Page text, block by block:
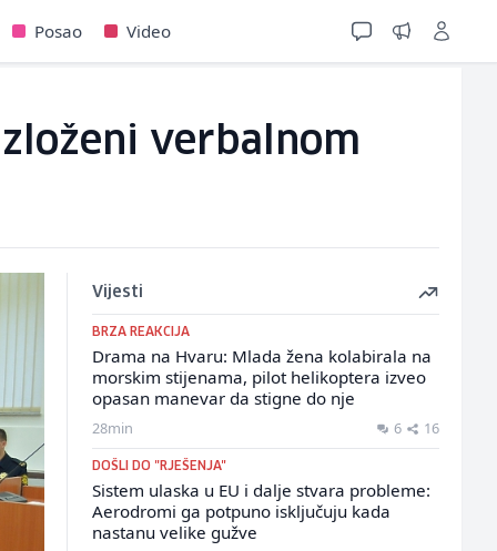
Posao Video
verbalnom
Vijesti
BRZA REAKCIJA
Drama na Hvaru: Mlada žena kolabirala na
morskim stijenama, pilot helikoptera izveo
opasan manevar da stigne do nje
28min 6 16
DOŠLI DO "RJEŠENJA"
Sistem ulaska u EU i dalje stvara probleme:
Aerodromi ga potpuno isključuju kada
nastanu velike gužve